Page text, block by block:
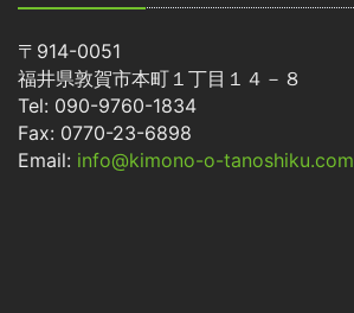
〒914-0051
福井県敦賀市本町１丁目１４－８
Tel: 090-9760-1834
Fax: 0770-23-6898
Email: info@kimono-o-tanoshiku.com